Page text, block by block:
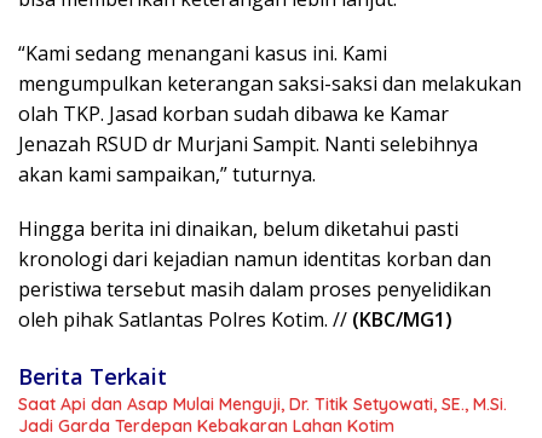
“Kami sedang menangani kasus ini. Kami
mengumpulkan keterangan saksi-saksi dan melakukan
olah TKP. Jasad korban sudah dibawa ke Kamar
Jenazah RSUD dr Murjani Sampit. Nanti selebihnya
akan kami sampaikan,” tuturnya.
Hingga berita ini dinaikan, belum diketahui pasti
kronologi dari kejadian namun identitas korban dan
peristiwa tersebut masih dalam proses penyelidikan
oleh pihak Satlantas Polres Kotim. // (KBC/MG1)
Berita Terkait
Saat Api dan Asap Mulai Menguji, Dr. Titik Setyowati, SE., M.Si.
Jadi Garda Terdepan Kebakaran Lahan Kotim